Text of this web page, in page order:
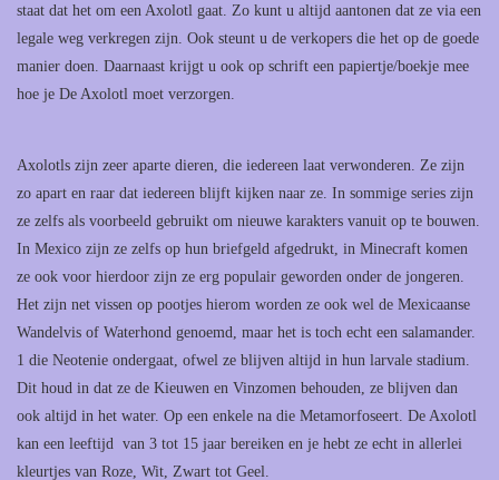
staat dat het om een Axolotl gaat. Zo kunt u altijd aantonen dat ze via een
legale weg verkregen zijn. Ook steunt u de verkopers die het op de goede
manier doen. Daarnaast krijgt u ook op schrift een papiertje/boekje mee
hoe je De Axolotl moet verzorgen.
Axolotls zijn zeer aparte dieren, die iedereen laat verwonderen. Ze zijn
zo apart en raar dat iedereen blijft kijken naar ze. In sommige series zijn
ze zelfs als voorbeeld gebruikt om nieuwe karakters vanuit op te bouwen.
In Mexico zijn ze zelfs op hun briefgeld afgedrukt, in Minecraft komen
ze ook voor hierdoor zijn ze erg populair geworden onder de jongeren.
Het zijn net vissen op pootjes hierom worden ze ook wel de Mexicaanse
Wandelvis of Waterhond genoemd, maar het is toch echt een salamander.
1 die Neotenie ondergaat, ofwel ze blijven altijd in hun larvale stadium.
Dit houd in dat ze de Kieuwen en Vinzomen behouden, ze blijven dan
ook altijd in het water. Op een enkele na die Metamorfoseert. De Axolotl
kan een leeftijd van 3 tot 15 jaar bereiken en je hebt ze echt in allerlei
kleurtjes van Roze, Wit, Zwart tot Geel.